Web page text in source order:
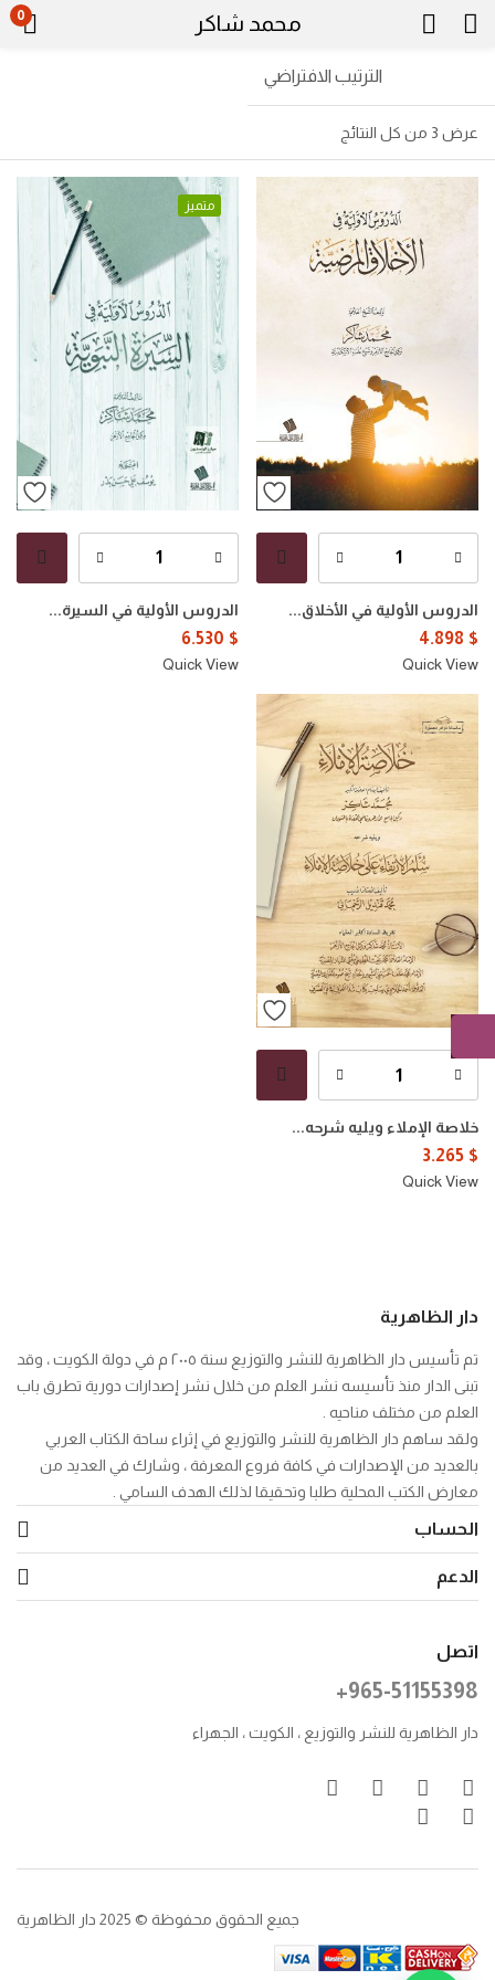
محمد شاكر 0
عرض ⁦3⁩ من كل النتائج
الترتيب الافتراضي
الدروس الأولية في الأخلاق...
4.898 $
Quick View
متميز
الدروس الأولية في السيرة...
6.530 $
Quick View
خلاصة الإملاء ويليه شرحه...
3.265 $
Quick View
دار الظاهرية
تم تأسيس دار الظاهرية للنشر والتوزيع سنة ٢٠٠٥ م في دولة الكويت ، وقد
تبنى الدار منذ تأسيسه نشر العلم من خلال نشر إصدارات دورية تطرق باب
العلم من مختلف مناحيه .
ولقد ساهم دار الظاهرية للنشر والتوزيع في إثراء ساحة الكتاب العربي
بالعديد من الإصدارات في كافة فروع المعرفة ، وشارك في العديد من
معارض الكتب المحلية طلبا وتحقيقا لذلك الهدف السامي .
الحساب
الدعم
اتصل
+965-51155398
دار الظاهرية للنشر والتوزيع ، الكويت ، الجهراء
جميع الحقوق محفوظة © 2025 دار الظاهرية